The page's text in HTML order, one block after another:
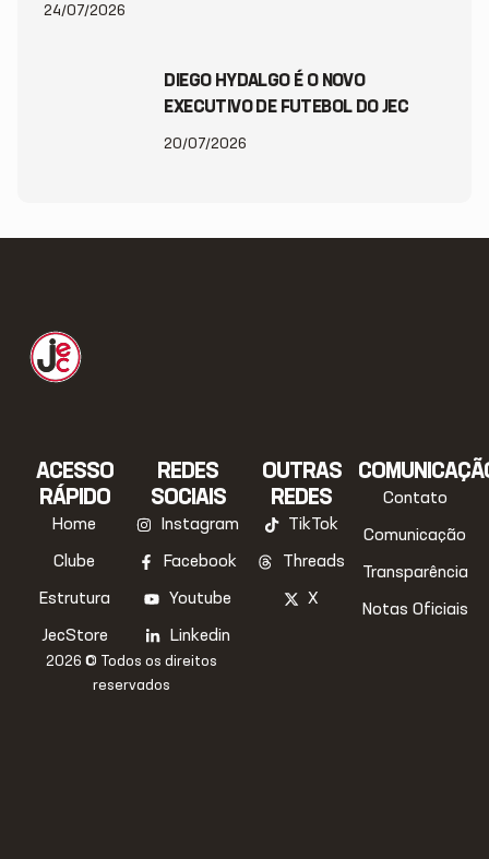
24/07/2026
DIEGO HYDALGO É O NOVO
EXECUTIVO DE FUTEBOL DO JEC
20/07/2026
ACESSO
RÁPIDO
Home
Clube
Estrutura
JecStore
REDES
SOCIAIS
Instagram
Facebook
Youtube
Linkedin
OUTRAS
REDES
TikTok
Threads
X
Contato
Comunicação
Transparência
Notas Oficiais
2026 © Todos os direitos
reservados